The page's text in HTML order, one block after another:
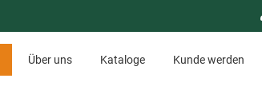
Über uns Kataloge Kunde werden